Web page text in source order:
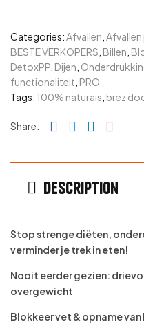
Categories:Afvallen Afvallen
BESTE VERKOPERS Billen
DetoxPP Dijen
functionaliteit PRO
Tags: 100% naturais brez
Share: Facebook
TwitterLinkedin
Description
Stop strenge diëten,
verminder je trek in eten!
Nooit eerder gezien:
overgewicht
Blokkeer vet & opname